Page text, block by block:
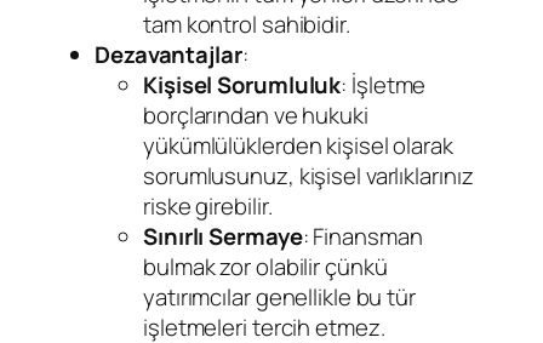
tam kontrol sahibidir.
Dezavantajlar:
Kişisel Sorumluluk: İşletme
borçlarından ve hukuki
yükümlülüklerden kişisel olarak
sorumlusunuz, kişisel varlıklarınız
riske girebilir.
Sınırlı Sermaye: Finansman
bulmak zor olabilir çünkü
yatırımcılar genellikle bu tür
işletmeleri tercih etmez.